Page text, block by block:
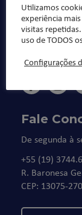
Fale
De segunda à
+55 (19)
R. Baronesa
CEP: 13075-
Utilizamos
experiência
visitas
uso de TODOS
Configurações